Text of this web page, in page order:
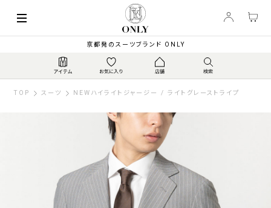
京都発のスーツブランド ONLY
TOP スーツ NEWハイライトジャージー / ライトグレーストライプ